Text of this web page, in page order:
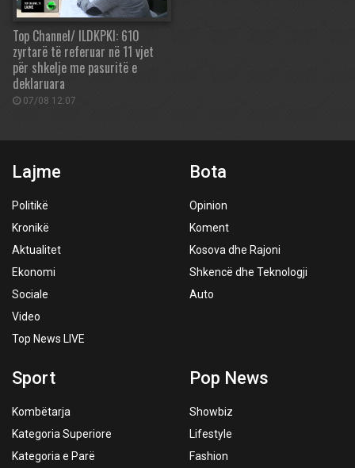
Top Channel/ ILDKPKI: 610
zyrtarë të referuar në 11 vjet
për shkelje me pasuritë e
deklaruara
07/08 12:07
Lajme
Politikë
Kronikë
Aktualitet
Ekonomi
Sociale
Video
Top News LIVE
Bota
Opinion
Koment
Kosova dhe Rajoni
Shkencë dhe Teknologji
Auto
Sport
Kombëtarja
Kategoria Superiore
Kategoria e Parë
Pop News
Showbiz
Lifestyle
Fashion